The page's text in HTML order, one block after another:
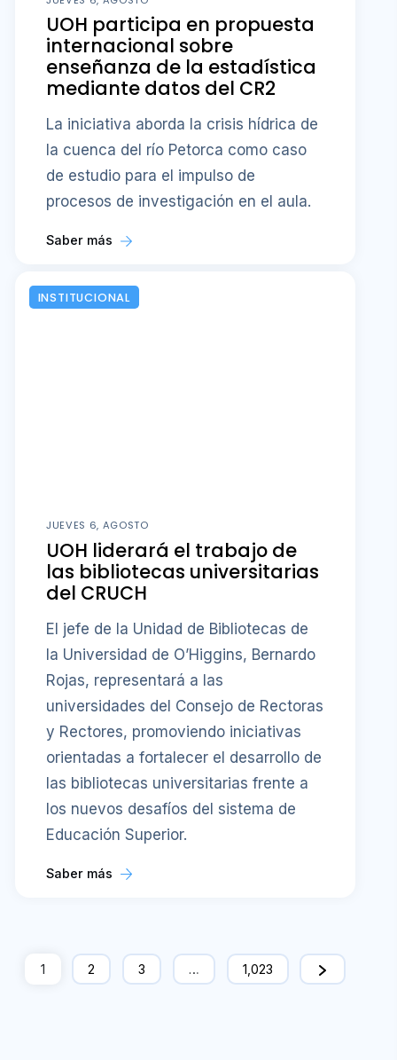
UOH participa en propuesta
internacional sobre
enseñanza de la estadística
mediante datos del CR2
La iniciativa aborda la crisis hídrica de
la cuenca del río Petorca como caso
de estudio para el impulso de
procesos de investigación en el aula.
Saber más
INSTITUCIONAL
JUEVES 6, AGOSTO
UOH liderará el trabajo de
las bibliotecas universitarias
del CRUCH
El jefe de la Unidad de Bibliotecas de
la Universidad de O’Higgins, Bernardo
Rojas, representará a las
universidades del Consejo de Rectoras
y Rectores, promoviendo iniciativas
orientadas a fortalecer el desarrollo de
las bibliotecas universitarias frente a
los nuevos desafíos del sistema de
Educación Superior.
Saber más
1 2 3 … 1,023